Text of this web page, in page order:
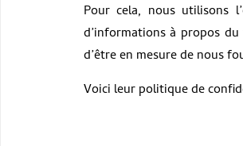
Pour cela, nous utilisons
d’informations à propos
d’être en mesure de nous
Voici leur politique de